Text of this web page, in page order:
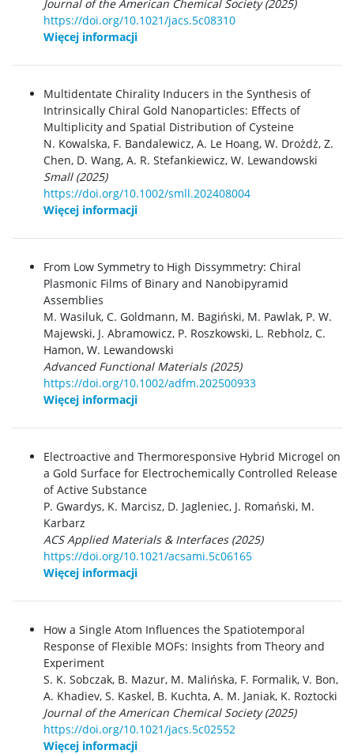
Journal of the American Chemical Society (2025)
https://doi.org/10.1021/jacs.5c08310
Więcej informacji
Multidentate Chirality Inducers in the Synthesis of
Intrinsically Chiral Gold Nanoparticles: Effects of
Multiplicity and Spatial Distribution of Cysteine
N. Kowalska, F. Bandalewicz, A. Le Hoang, W. Drożdż, Z.
Chen, D. Wang, A. R. Stefankiewicz, W. Lewandowski
Small (2025)
https://doi.org/10.1002/smll.202408004
Więcej informacji
From Low Symmetry to High Dissymmetry: Chiral
Plasmonic Films of Binary and Nanobipyramid
Assemblies
M. Wasiluk, C. Goldmann, M. Bagiński, M. Pawlak, P. W.
Majewski, J. Abramowicz, P. Roszkowski, L. Rebholz, C.
Hamon, W. Lewandowski
Advanced Functional Materials (2025)
https://doi.org/10.1002/adfm.202500933
Więcej informacji
Electroactive and Thermoresponsive Hybrid Microgel on
a Gold Surface for Electrochemically Controlled Release
of Active Substance
P. Gwardys, K. Marcisz, D. Jagleniec, J. Romański, M.
Karbarz
ACS Applied Materials & Interfaces (2025)
https://doi.org/10.1021/acsami.5c06165
Więcej informacji
How a Single Atom Influences the Spatiotemporal
Response of Flexible MOFs: Insights from Theory and
Experiment
S. K. Sobczak, B. Mazur, M. Malińska, F. Formalik, V. Bon,
A. Khadiev, S. Kaskel, B. Kuchta, A. M. Janiak, K. Roztocki
Journal of the American Chemical Society (2025)
https://doi.org/10.1021/jacs.5c02552
Więcej informacji